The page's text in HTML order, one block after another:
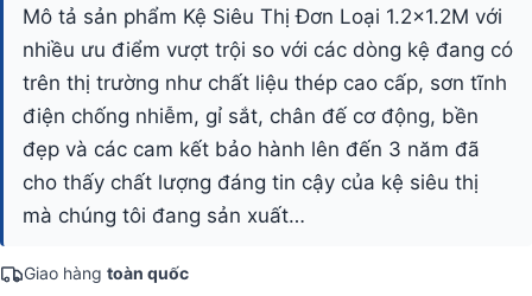
Mô tả sản phẩm Kệ Siêu Thị Đơn Loại 1.2x1.2M với
nhiều ưu điểm vượt trội so với các dòng kệ đang có
trên thị trường như chất liệu thép cao cấp, sơn tĩnh
điện chống nhiễm, gỉ sắt, chân đế cơ động, bền
đẹp và các cam kết bảo hành lên đến 3 năm đã
cho thấy chất lượng đáng tin cậy của kệ siêu thị
mà chúng tôi đang sản xuất…
Giao hàng toàn quốc